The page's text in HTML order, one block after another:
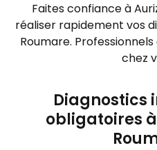
Faites confiance à
réaliser rapidement vos
Roumare.
chez
Diagnostics
obligatoires